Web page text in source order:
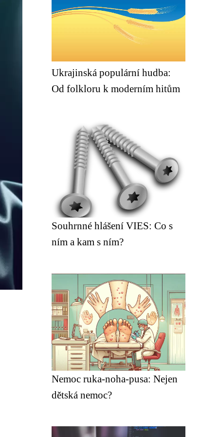
Ukrajinská populární hudba:
Od folkloru k moderním hitům
Souhrnné hlášení VIES: Co s
ním a kam s ním?
Nemoc ruka-noha-pusa: Nejen
dětská nemoc?